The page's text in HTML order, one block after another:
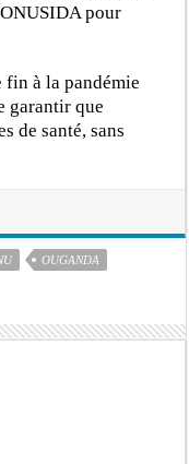
pour
fin à la pandémie
garantir que
de santé, sans
OUGANDA